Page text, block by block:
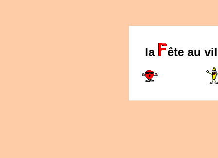
la ête au